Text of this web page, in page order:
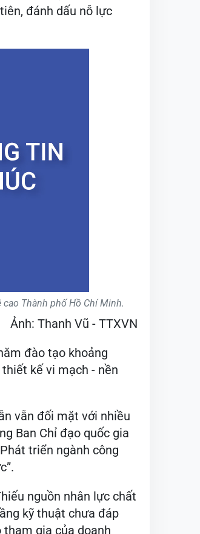
đánh dấu nỗ lực
Thành phố Hồ Chí Minh.
đào tạo khoảng
kế vi mạch - nền
vẫn đối mặt với nhiều
Ban Chỉ đạo quốc gia
triển ngành công